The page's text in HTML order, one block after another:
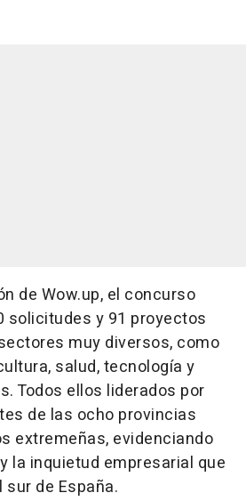
de Wow.up, el concurso
solicitudes y 91 proyectos
muy diversos, como
salud, tecnología y
Todos ellos liderados por
de las ocho provincias
extremeñas, evidenciando
la inquietud empresarial que
de España.